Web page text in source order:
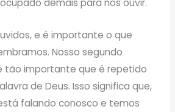
demais para nos ouvir.
e é importante o que
Nosso segundo
tão importante que é repetido
de Deus. Isso significa que,
falando conosco e temos